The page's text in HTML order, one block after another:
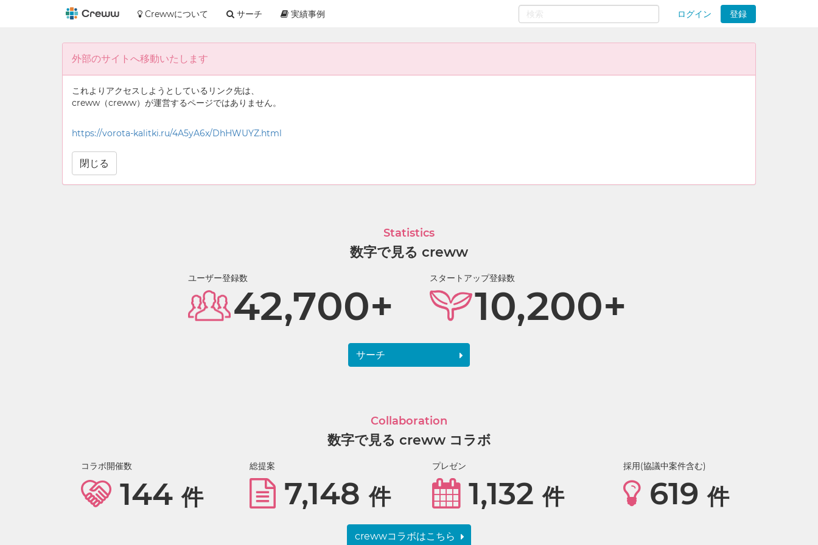
Crewwについて サーチ 実績事例 ログイン
登録
selections
外部のサイトへ移動いたします
これよりアクセスしようとしているリンク先は、
creww（creww）が運営するページではありません。
https://vorota-kalitki.ru/4A5yA6x/DhHWUYZ.html
閉じる
Statistics
数字で見る creww
ユーザー登録数
42,700+
スタートアップ登録数
10,200+
サーチ
Collaboration
数字で見る creww コラボ
コラボ開催数
144件
総提案
7,148件
プレゼン
1,132件
採用(協議中案件含む)
619件
crewwコラボはこちら